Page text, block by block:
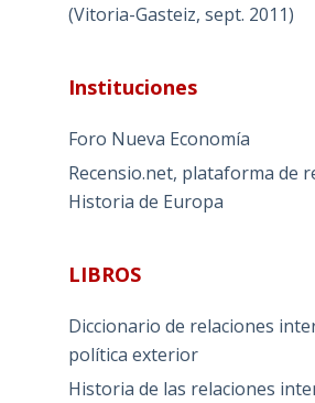
(Vitoria-Gasteiz, sept. 2011)
Instituciones
Foro Nueva Economía
Recensio.net, plataforma de
Historia de Europa
LIBROS
Diccionario de relaciones
política exterior
Historia de las relaciones